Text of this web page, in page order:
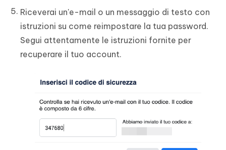
Riceverai un'e-mail o un messaggio di testo con
istruzioni su come reimpostare la tua password.
Segui attentamente le istruzioni fornite per
recuperare il tuo account.